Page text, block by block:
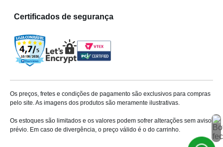
Certificados de segurança
Os preços, fretes e condições de pagamento são exclusivos para compras
pelo site. As imagens dos produtos são meramente ilustrativas.
Os estoques são limitados e os valores podem sofrer alterações sem aviso
prévio. Em caso de divergência, o preço válido é o do carrinho.